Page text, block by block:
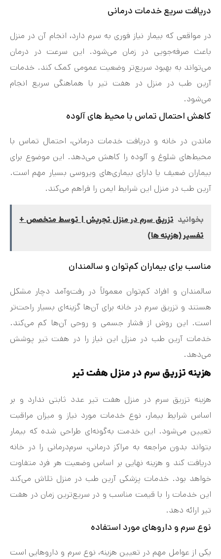
دریافت سریع خدمات درمانی
در مواقعی که بیمار نیاز فوری به سرم دارد، انجام آن در منزل
باعث صرفه‌جویی در زمان می‌شود. این سرعت در درمان
می‌تواند به بهبود سریع‌تر وضعیت عمومی کمک کند. خدمات
آرین طب در منزل در هفت‌ تیر با هماهنگی سریع انجام
می‌شود.
کاهش احتمال تماس با محیط‌ های آلوده
ماندن در خانه و دریافت خدمات درمانی، احتمال تماس با
محیط‌های شلوغ و آلوده را کاهش می‌دهد. این موضوع برای
بیماران ضعیف یا دارای بیماری‌های ویروسی بسیار مهم است.
آرین طب در منزل این شرایط ایمن را فراهم می‌کند.
بخوانید تزریق سرم در منزل تجریش | توسط متخصص +
تفسیر (هزینه ها)
مناسب برای بیماران کم‌توان و سالمندان
سالمندان و افراد کم‌توان معمولاً در رفت‌وآمد دچار مشکل
هستند و تزریق سرم در خانه برای آن‌ها گزینه‌ای بسیار راحت‌تر
است. این روش از فشار جسمی و روحی آن‌ها کم می‌کند.
خدمات آرین طب در منزل این نیاز را در هفت‌ تیر پوشش
می‌دهد.
هزینه تزریق سرم در منزل هفت تیر
هزینه تزریق سرم در منزل هفت‌ تیر عدد ثابتی ندارد و بر
اساس شرایط بیمار، نوع خدمات مورد نیاز و میزان مراقبت
تعیین می‌شود. این خدمت به‌گونه‌ای طراحی شده که بیمار
بتواند بدون مراجعه به مراکز درمانی، سرم‌درمانی را در خانه
دریافت کند و هزینه نهایی بر اساس وضعیت هر فرد متفاوت
خواهد بود. خدمات پزشکی آرین طب در منزل تلاش می‌کند
این خدمات را با قیمت مناسب و در سریع‌ترین زمان در هفت‌
تیر ارائه دهد.
نوع سرم و داروهای مورد استفاده
یکی از عوامل مهم در تعیین هزینه، نوع سرم و داروهایی است